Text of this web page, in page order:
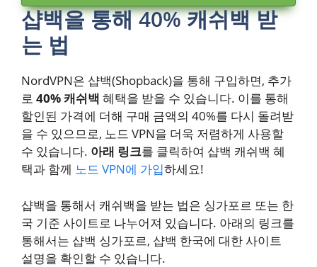
샵백을 통해 40% 캐쉬백 받
는 법
NordVPN은 샵백(Shopback)을 통해 구입하면, 추가
로 40% 캐쉬백 혜택을 받을 수 있습니다. 이를 통해
할인된 가격에 더해 구매 금액의 40%를 다시 돌려받
을 수 있으므로, 노드 VPN을 더욱 저렴하게 사용할
수 있습니다. 아래 링크를 클릭하여 샵백 캐쉬백 혜
택과 함께 노드 VPN에 가입하세요!
샵백을 통해서 캐쉬백을 받는 법은 싱가포르 또는 한
국 기준 사이트로 나누어져 있습니다. 아래의 링크를
통해서는 샵백 싱가포르, 샵백 한국에 대한 사이트
설명을 확인할 수 있습니다.